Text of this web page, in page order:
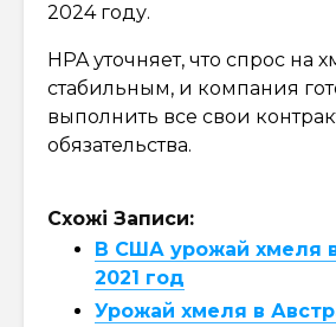
2024 году.
HPA уточняет, что спрос на
стабильным, и компания
выполнить все свои
обязательства.
Схожі Записи:
В США урожай хмеля
2021 год
Урожай хмеля в